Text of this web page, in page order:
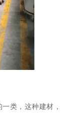
类，这种建材，